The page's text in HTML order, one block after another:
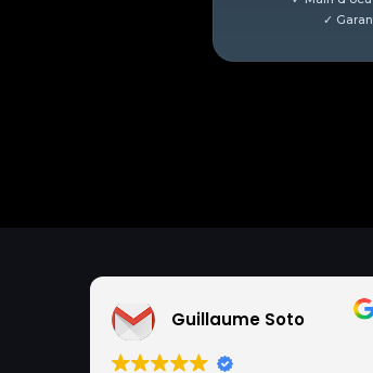
Guillaume Soto